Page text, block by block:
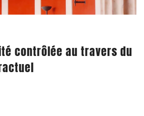
contrôlée au travers du